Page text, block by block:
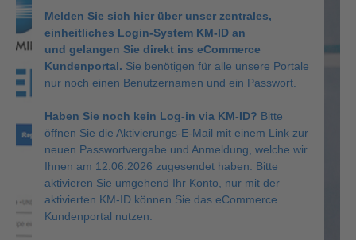
Melden Sie sich hier über unser zentrales,
einheitliches Login-System KM-ID an
und gelangen Sie direkt ins eCommerce
Kundenportal. Sie benötigen für alle unsere Portale
nur noch einen Benutzernamen und ein Passwort.
Haben Sie noch kein Log-in via KM-ID? Bitte
öffnen Sie die Aktivierungs-E-Mail mit einem Link zur
neuen Passwortvergabe und Anmeldung, welche wir
Ihnen am 12.06.2026 zugesendet haben. Bitte
aktivieren Sie umgehend Ihr Konto, nur mit der
aktivierten KM-ID können Sie das eCommerce
Kundenportal nutzen.